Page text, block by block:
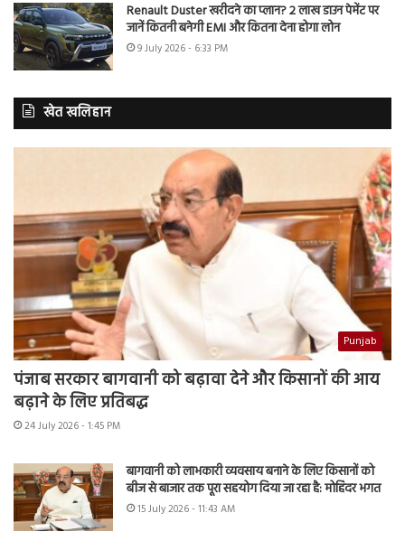
Renault Duster खरीदने का प्लान? 2 लाख डाउन पेमेंट पर
जानें कितनी बनेगी EMI और कितना देना होगा लोन
9 July 2026 - 6:33 PM
खेत खलिहान
Punjab
पंजाब सरकार बागवानी को बढ़ावा देने और किसानों की आय
बढ़ाने के लिए प्रतिबद्ध
24 July 2026 - 1:45 PM
बागवानी को लाभकारी व्यवसाय बनाने के लिए किसानों को
बीज से बाजार तक पूरा सहयोग दिया जा रहा है: मोहिंदर भगत
15 July 2026 - 11:43 AM